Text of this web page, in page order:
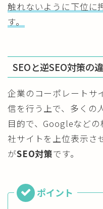
触れないように下位に
す。
SEOと逆SEO対策の
企業のコーポレートサ
信を行う上で、多くの
目的で、Googleなど
社サイトを上位表示さ
がSEO対策です。